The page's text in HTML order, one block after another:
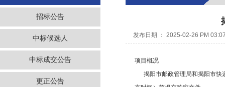
招标公告
中标候选人
中标成交公告
更正公告
发布日期 ： 2025-02-26 PM
项目概况
揭阳市邮政管理局和揭阳市快